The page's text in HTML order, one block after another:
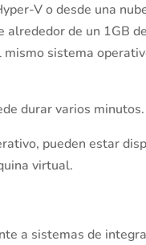
V o desde una
de un 1GB
sistema
durar varios minutos.
pueden estar
virtual.
a sistemas de